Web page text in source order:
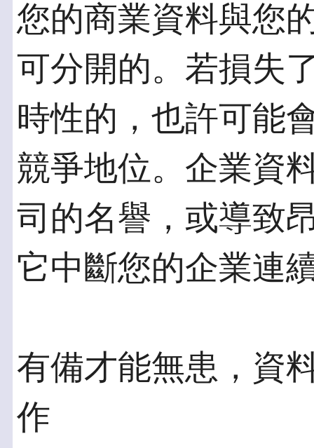
您的商業資料與您
可分開的。若損失
時性的，也許可能
競爭地位。企業資
司的名譽，或導致
它中斷您的企業連
有備才能無患，資
作